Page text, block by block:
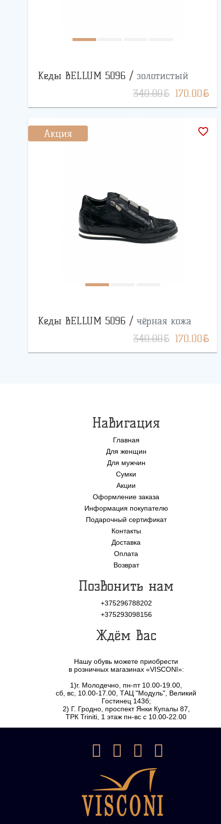
Кеды BELLUM 5096 / золотистый
340.00BYN 170.00BYN
Акция favorite_border
Кеды BELLUM 5096 / чёрная кожа
340.00BYN 170.00BYN
Навигация
Главная
Для женщин
Для мужчин
Сумки
Акции
Оформление заказа
Информация покупателю
Подарочный сертификат
Контакты
Доставка
Оплата
Возврат
Позвонить нам
+375296788202
+375293098156
Ждём Вас
Нашу обувь можете приобрести
в розничных магазинах «VISCONI»:
1)г. Молодечно, пн-пт 10.00-19.00,
сб, вс, 10.00-17.00, ТАЦ "Модуль", Великий
Гостинец 143б;
2) Г. Гродно, проспект Янки Купалы 87,
ТРК Triniti, 1 этаж пн-вс с 10.00-22.00